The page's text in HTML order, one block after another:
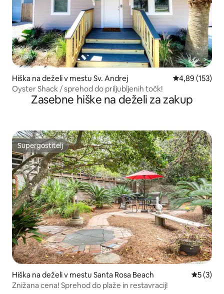
Hiška na deželi v mestu Sv. Andrej Povprečna
4,89 (153)
Oyster Shack / sprehod do priljubljenih točk!
Zasebne hiške na deželi za zakup
Supergostitelj
Supergostitelj
Hiška na deželi v mestu Santa Rosa Beach
5 (3)
Znižana cena! Sprehod do plaže in restavracij!